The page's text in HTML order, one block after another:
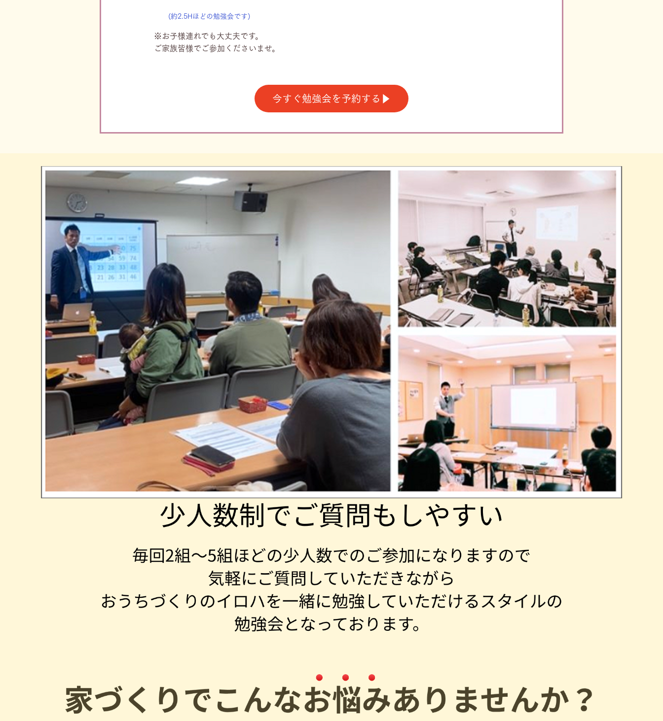
(約2.5Hほどの勉強会です)
※お子様連れでも大丈夫です。
ご家族皆様でご参加くださいませ。
今すぐ勉強会を予約する▶︎